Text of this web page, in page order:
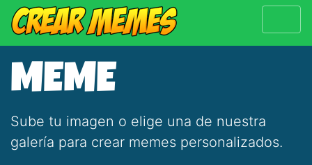
MEME
Sube tu imagen o elige una de nuestra
galería para crear memes personalizados.